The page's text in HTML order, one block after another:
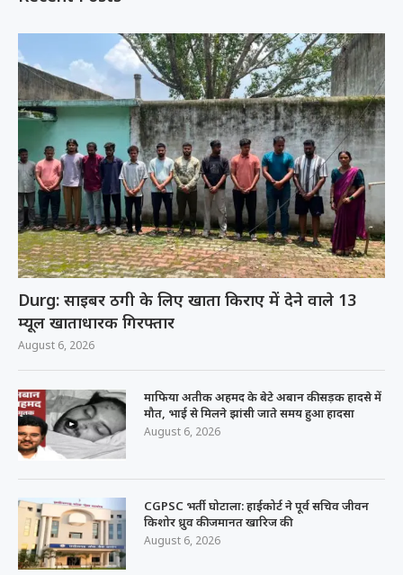
Durg: साइबर ठगी के लिए खाता किराए में देने वाले 13
म्यूल खाताधारक गिरफ्तार
August 6, 2026
माफिया अतीक अहमद के बेटे अबान की सड़क हादसे में
मौत, भाई से मिलने झांसी जाते समय हुआ हादसा
August 6, 2026
CGPSC भर्ती घोटाला: हाईकोर्ट ने पूर्व सचिव जीवन
किशोर ध्रुव की जमानत खारिज की
August 6, 2026